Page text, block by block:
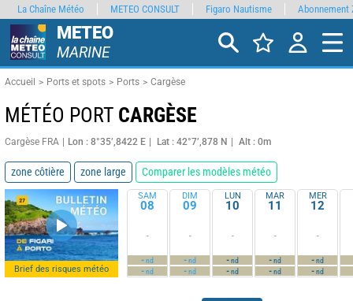
METEO
MARINE
Accueil Ports et spots Ports Cargèse
MÉTÉO PORT CARGÈSE
Cargèse FRA Lon : 8°35’,8422 E Lat : 42°7’,878 N Alt : 0m
zone côtière zone large Comparer les modèles météo
Brief des risques météo
SAM
08
-
-nd
-nd
DIM
09
-
-nd
-nd
LUN
10
-
-nd
-nd
MAR
11
-
-nd
-nd
MER
12
-
-nd
-nd
La Chaîne Météo METEO CONSULT Figaro Nautisme Abonnement